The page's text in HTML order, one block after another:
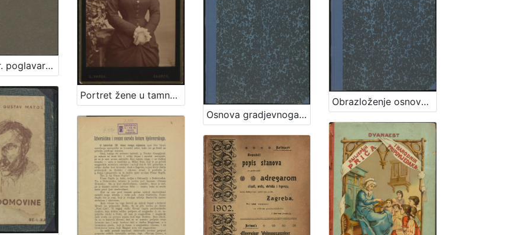
Predlog gr. poglavarstva glede bolnice milosrdne braće : [U Zagrebu, 30. studenoga 1896] / [Mošinsky]
Portret žene u tamnoj haljini / G. Varga
Osnova gradjevnoga reda za slob. i kralj. glavni grad Zagreb / sastavio gradski viećnik Adolf Hudovski po nalogu gradskoga načelnika Adolfa Mošinsky-a
Obrazloženje osnove gradjevnoga reda za slob. i kralj. glavni grad Zagreb / sastavio gradski viećnik Adolf Hudovski po nalogu gradskoga načelnika Adolfa Mošinsky-a